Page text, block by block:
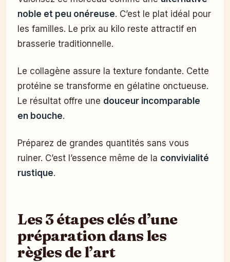
noble et peu onéreuse. C’est le plat idéal pour
les familles. Le prix au kilo reste attractif en
brasserie traditionnelle.
Le collagène assure la texture fondante. Cette
protéine se transforme en gélatine onctueuse.
Le résultat offre une douceur incomparable
en bouche.
Préparez de grandes quantités sans vous
ruiner. C’est l’essence même de la convivialité
rustique.
Les 3 étapes clés d’une
préparation dans les
règles de l’art